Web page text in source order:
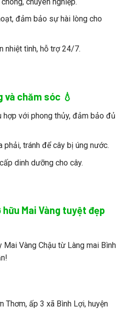
đảm bảo sự hài lòng cho
nhiệt tình, hỗ trợ 24/7.
và chăm sóc 💧
hợp với phong thủy, đảm bảo đủ
phải, tránh để cây bị úng nước.
dinh dưỡng cho cây.
Mai Vàng tuyệt đẹp
Mai Vàng Chậu từ Làng mai Bình
Thơm, ấp 3 xã Bình Lợi, huyện